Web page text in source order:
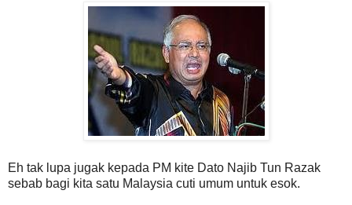
Eh tak lupa jugak kepada PM kite Dato Najib Tun Razak
sebab bagi kita satu Malaysia cuti umum untuk esok.